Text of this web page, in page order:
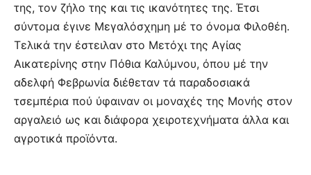
της, τον ζήλο της και τις ικανότητες της. Έτσι
σύντομα έγινε Μεγαλόσχημη μέ το όνομα Φιλοθέη.
Τελικά την έστειλαν στο Μετόχι της Αγίας
Αικατερίνης στην Πόθια Καλύμνου, όπου μέ την
αδελφή Φεβρωνία διέθεταν τά παραδοσιακά
τσεμπέρια πού ύφαιναν οι μοναχές της Μονής στον
αργαλειό ως και διάφορα χειροτεχνήματα άλλα και
αγροτικά προϊόντα.